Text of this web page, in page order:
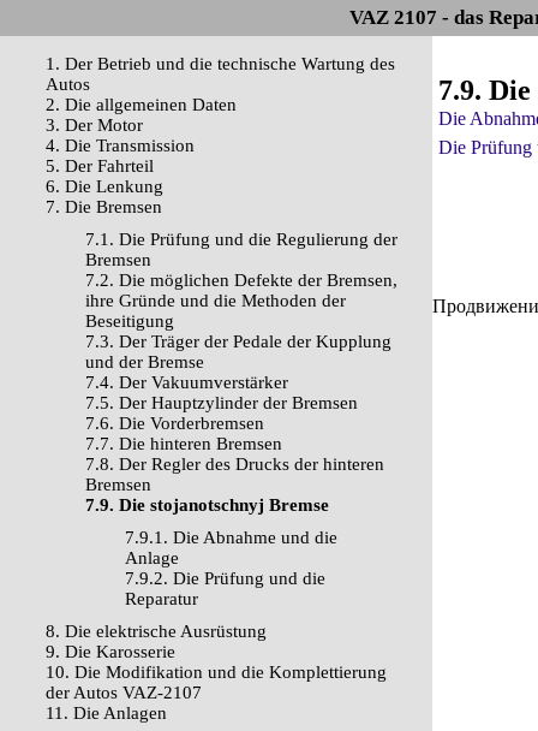
VAZ 2107 - das
1. Der Betrieb und die technische Wartung des
Autos
2. Die allgemeinen Daten
3. Der Motor
4. Die Transmission
5. Der Fahrteil
6. Die Lenkung
7. Die Bremsen
7.1. Die Prüfung und die Regulierung der
Bremsen
7.2. Die möglichen Defekte der Bremsen,
ihre Gründe und die Methoden der
Beseitigung
7.3. Der Träger der Pedale der Kupplung
und der Bremse
7.4. Der Vakuumverstärker
7.5. Der Hauptzylinder der Bremsen
7.6. Die Vorderbremsen
7.7. Die hinteren Bremsen
7.8. Der Regler des Drucks der hinteren
Bremsen
7.9. Die stojanotschnyj Bremse
7.9.1. Die Abnahme und die
Anlage
7.9.2. Die Prüfung und die
Reparatur
8. Die elektrische Ausrüstung
9. Die Karosserie
10. Die Modifikation und die Komplettierung
der Autos VAZ-2107
11. Die Anlagen
7.9.
Die
Die Prüfung